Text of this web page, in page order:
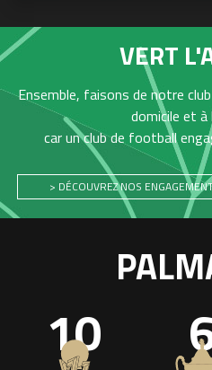
VERT
Ensemble, faisons de notre
domicile et à
car un club de football
> DÉCOUVREZ NOS
10